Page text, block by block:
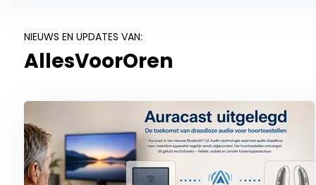
NIEUWS EN UPDATES VAN:
AllesVoorOren